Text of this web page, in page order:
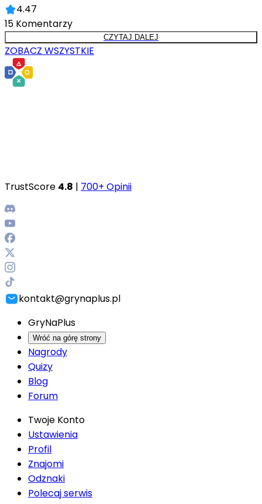
4.47
15 Komentarzy
CZYTAJ DALEJ
ZOBACZ WSZYSTKIE
TrustScore 4.8 | 700+ Opinii
kontakt@grynaplus.pl
GryNaPlus
Wróć na górę strony
Nagrody
Quizy
Blog
Forum
Twoje Konto
Ustawienia
Profil
Znajomi
Odznaki
Polecaj serwis